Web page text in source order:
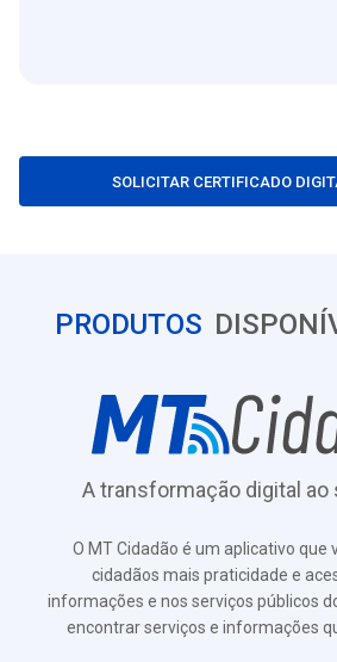
SOLICITAR CERTIFICADO
PRODUTOS
A transformação digital ao
O MT Cidadão é um aplicativo que
cidadãos mais praticidade e
informações e nos serviços públicos
encontrar serviços e informações